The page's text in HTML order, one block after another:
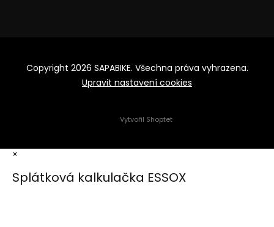
Vytvořil Shoptet
Copyright 2026 SAPABIKE. Všechna práva vyhrazena.
Upravit nastavení cookies
×
Splátková kalkulačka ESSOX